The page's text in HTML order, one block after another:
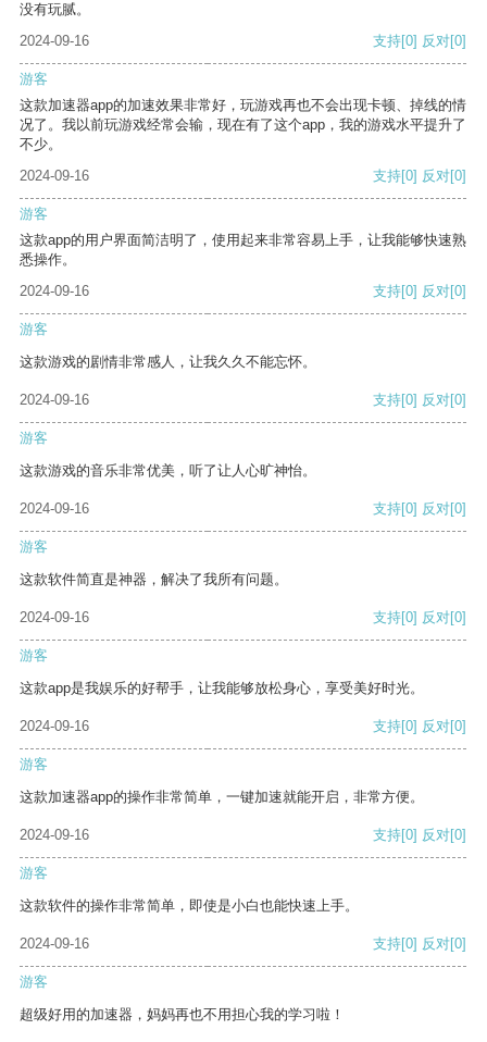
没有玩腻。
2024-09-16
支持[0] 反对[0]
游客
这款加速器app的加速效果非常好，玩游戏再也不会出现卡顿、掉线的情
况了。我以前玩游戏经常会输，现在有了这个app，我的游戏水平提升了
不少。
2024-09-16
支持[0] 反对[0]
游客
这款app的用户界面简洁明了，使用起来非常容易上手，让我能够快速熟
悉操作。
2024-09-16
支持[0] 反对[0]
游客
这款游戏的剧情非常感人，让我久久不能忘怀。
2024-09-16 支持[0] 反对[0]
游客
这款游戏的音乐非常优美，听了让人心旷神怡。
2024-09-16 支持[0] 反对[0]
游客
这款软件简直是神器，解决了我所有问题。
2024-09-16 支持[0] 反对[0]
游客
这款app是我娱乐的好帮手，让我能够放松身心，享受美好时光。
2024-09-16 支持[0] 反对[0]
游客
这款加速器app的操作非常简单，一键加速就能开启，非常方便。
2024-09-16 支持[0] 反对[0]
游客
这款软件的操作非常简单，即使是小白也能快速上手。
2024-09-16 支持[0] 反对[0]
游客
超级好用的加速器，妈妈再也不用担心我的学习啦！